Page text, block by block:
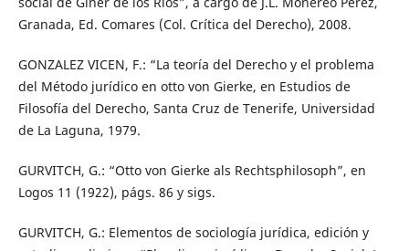
Granada, Ed. Comares (Col. Crítica del Derecho), 2008.
GONZALEZ VICEN, F.: “La teoría del Derecho y el problema
del Método jurídico en otto von Gierke, en Estudios de
Filosofía del Derecho, Santa Cruz de Tenerife, Universidad
de La Laguna, 1979.
GURVITCH, G.: “Otto von Gierke als Rechtsphilosoph”, en
Logos 11 (1922), págs. 86 y sigs.
GURVITCH, G.: Elementos de sociología jurídica, edición y